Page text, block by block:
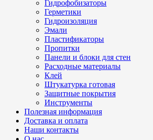
Гидрофобизаторы
Герметики
Гидроизоляция
Эмали
Пластификаторы
Пропитки
Панели и блоки для стен
Расходные материалы
Клей
Штукатурка готовая
Защитные покрытия
Инструменты
Полезная информация
Доставка и оплата
Наши контакты